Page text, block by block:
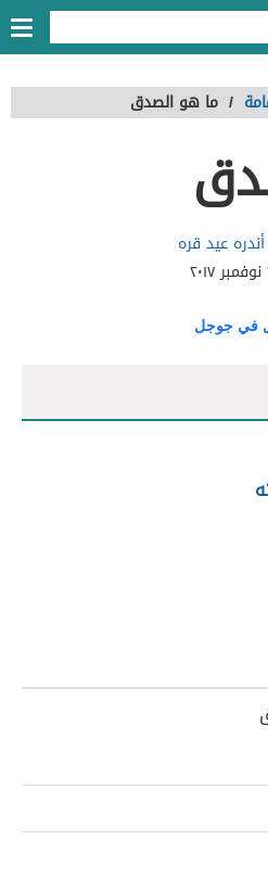
/ ما هو الصدق
أندره عيد قره
في جوجل